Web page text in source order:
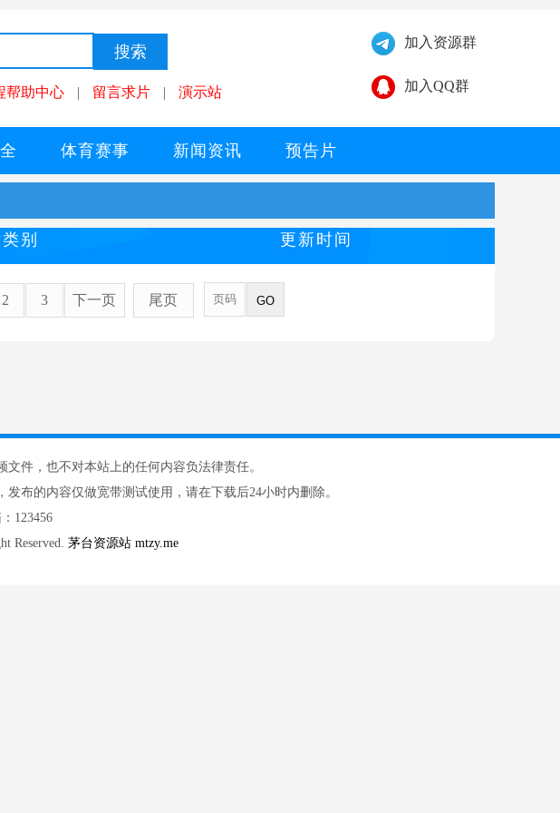
帮助中心 | 留言求片 | 演示站
加入资源群
加入QQ群
体育赛事 新闻资讯 预告片
别 更新时间
2 3 下一页 尾页 GO
件，也不对本站上的任何内容负法律责任。
布的内容仅做宽带测试使用，请在下载后24小时内删除。
123456
Reserved. 茅台资源站 mtzy.me